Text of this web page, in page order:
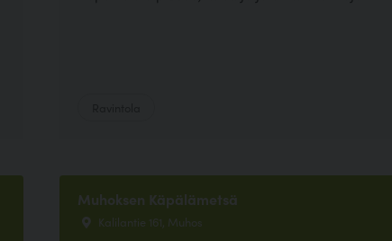
Muhoksen Käpälämetsä
Kalilantie 161, Muhos